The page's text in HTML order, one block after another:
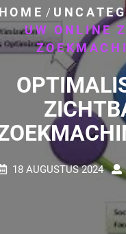
/
UW ONLINE
18 AUGUSTUS 2024